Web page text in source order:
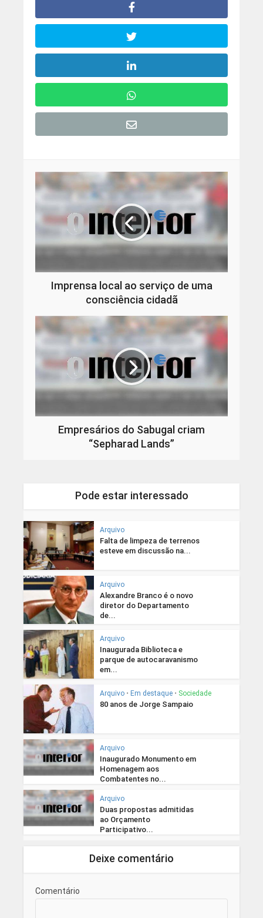
Imprensa local ao serviço de uma
consciência cidadã
Empresários do Sabugal criam
“Sepharad Lands”
Pode estar interessado
Arquivo
Falta de limpeza de terrenos
esteve em discussão na...
Arquivo
Alexandre Branco é o novo
diretor do Departamento
de...
Arquivo
Inaugurada Biblioteca e
parque de autocaravanismo
em...
Arquivo • Em destaque • Sociedade
80 anos de Jorge Sampaio
Arquivo
Inaugurado Monumento em
Homenagem aos
Combatentes no...
Arquivo
Duas propostas admitidas
ao Orçamento
Participativo...
Deixe comentário
Comentário